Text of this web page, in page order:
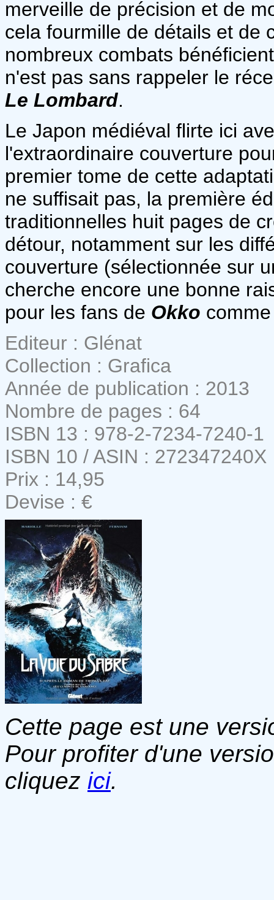
merveille de précision et de
cela fourmille de détails et de
nombreux combats
n'est pas sans rappeler le
Le Lombard.
Le Japon médiéval flirte ici
l'extraordinaire couverture
premier tome de cette
ne suffisait pas, la première
traditionnelles huit pages de
détour, notamment sur les
couverture (sélectionnée sur
cherche encore une bonne
pour les fans de Okko
Editeur : Glénat
Collection : Grafica
Année de publication : 2013
Nombre de pages : 64
ISBN 13 : 978-2-7234-7240-1
ISBN 10 / ASIN : 272347240X
Prix : 14,95
Devise : €
Cette page est une
Pour profiter d'une
cliquez ici.